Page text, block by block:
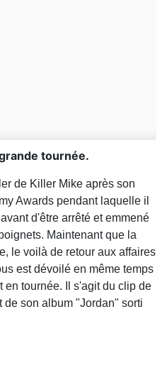
tournée.
de Killer Mike après son
Awards pendant laquelle il
d'être arrêté et emmené
Maintenant que la
le voilà de retour aux affaires
est dévoilé en même temps
en tournée. Il s'agit du clip de
de son album "Jordan" sorti